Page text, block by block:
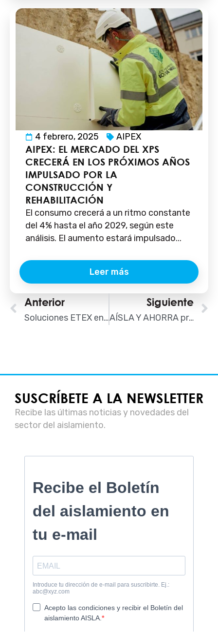
4 febrero, 2025 AIPEX
AIPEX: EL MERCADO DEL XPS
CRECERÁ EN LOS PRÓXIMOS AÑOS
IMPULSADO POR LA
CONSTRUCCIÓN Y
REHABILITACIÓN
El consumo crecerá a un ritmo constante
del 4% hasta el año 2029, según este
análisis. El aumento estará impulsado...
Leer más
Ant
Anterior
Soluciones ETEX en el 5º Congreso AISLA: URSA y Skamol presentan sus novedades
Siguiente
AÍSLA Y AHORRA presentará sus aislamientos insuflados en el 5º Congreso AISLA
SUSCRÍBETE A LA NEWSLETTER
Recibe las últimas noticias y novedades del
sector del aislamiento.